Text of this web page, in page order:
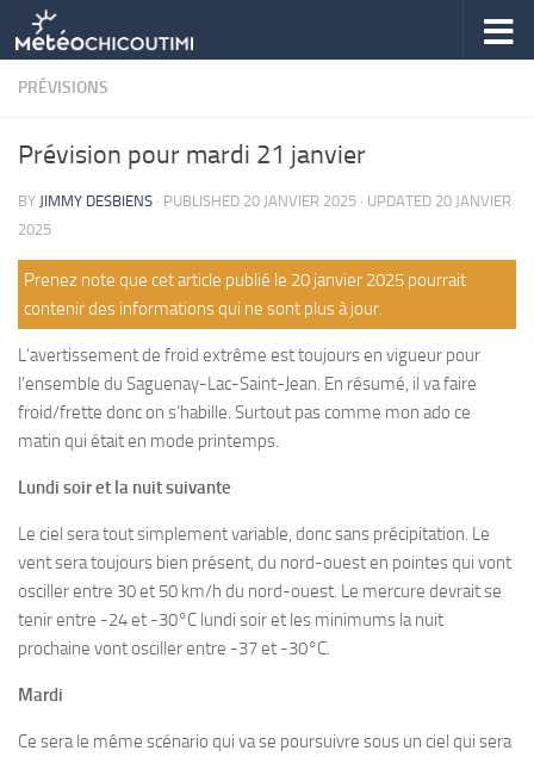
Skip to content
PRÉVISIONS
Prévision pour mardi 21 janvier
BY JIMMY DESBIENS · PUBLISHED 20 JANVIER 2025 · UPDATED 20 JANVIER
2025
Prenez note que cet article publié le 20 janvier 2025 pourrait
contenir des informations qui ne sont plus à jour.
L’avertissement de froid extrême est toujours en vigueur pour
l’ensemble du Saguenay-Lac-Saint-Jean. En résumé, il va faire
froid/frette donc on s’habille. Surtout pas comme mon ado ce
matin qui était en mode printemps.
Lundi soir et la nuit suivante
Le ciel sera tout simplement variable, donc sans précipitation. Le
vent sera toujours bien présent, du nord-ouest en pointes qui vont
osciller entre 30 et 50 km/h du nord-ouest. Le mercure devrait se
tenir entre -24 et -30°C lundi soir et les minimums la nuit
prochaine vont osciller entre -37 et -30°C.
Mardi
Ce sera le même scénario qui va se poursuivre sous un ciel qui sera